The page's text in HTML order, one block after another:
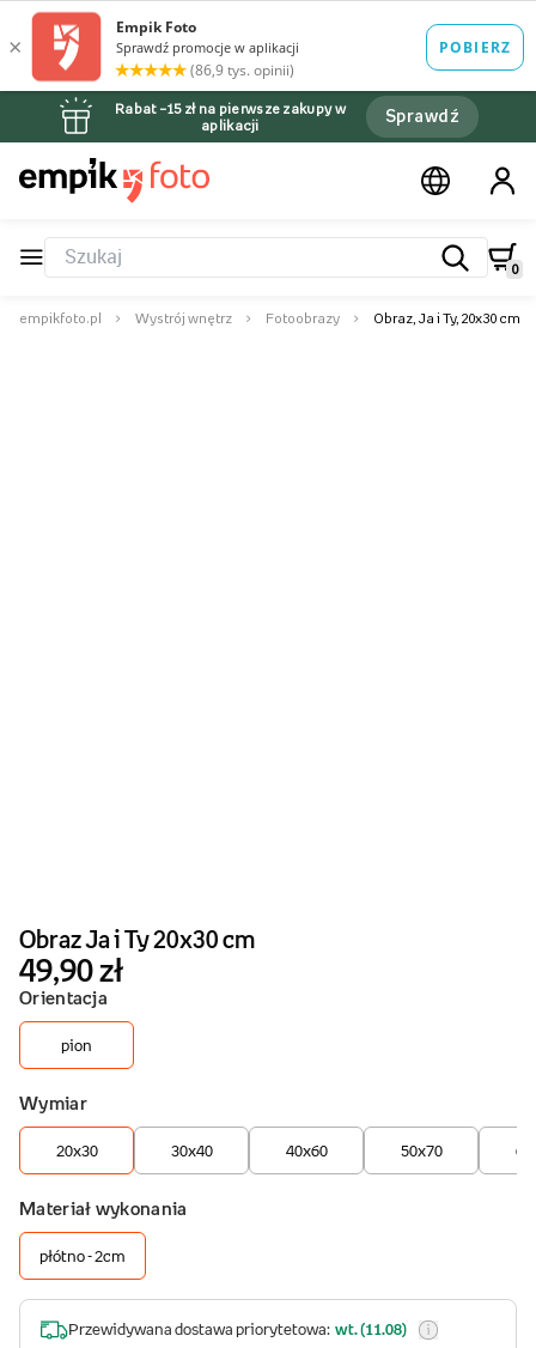
Rabat –15 zł na pierwsze zakupy w
aplikacji
Sprawdź
0
empikfoto.pl Wystrój wnętrz Fotoobrazy Obraz, Ja i Ty, 20x30 cm